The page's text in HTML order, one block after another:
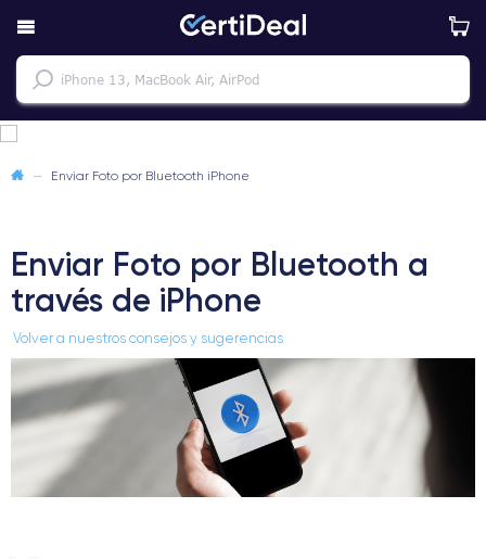
— Enviar Foto por Bluetooth iPhone
Enviar Foto por Bluetooth a
través de iPhone
Volver a nuestros consejos y sugerencias